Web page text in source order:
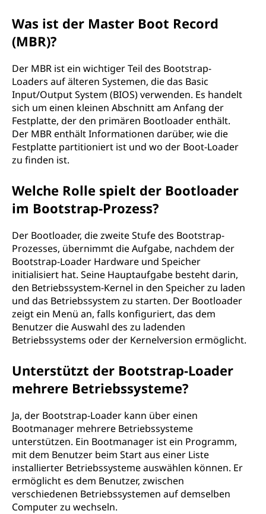
Was ist der Master Boot Record
(MBR)?
Der MBR ist ein wichtiger Teil des Bootstrap-
Loaders auf älteren Systemen, die das Basic
Input/Output System (BIOS) verwenden. Es handelt
sich um einen kleinen Abschnitt am Anfang der
Festplatte, der den primären Bootloader enthält.
Der MBR enthält Informationen darüber, wie die
Festplatte partitioniert ist und wo der Boot-Loader
zu finden ist.
Welche Rolle spielt der Bootloader
im Bootstrap-Prozess?
Der Bootloader, die zweite Stufe des Bootstrap-
Prozesses, übernimmt die Aufgabe, nachdem der
Bootstrap-Loader Hardware und Speicher
initialisiert hat. Seine Hauptaufgabe besteht darin,
den Betriebssystem-Kernel in den Speicher zu laden
und das Betriebssystem zu starten. Der Bootloader
zeigt ein Menü an, falls konfiguriert, das dem
Benutzer die Auswahl des zu ladenden
Betriebssystems oder der Kernelversion ermöglicht.
Unterstützt der Bootstrap-Loader
mehrere Betriebssysteme?
Ja, der Bootstrap-Loader kann über einen
Bootmanager mehrere Betriebssysteme
unterstützen. Ein Bootmanager ist ein Programm,
mit dem Benutzer beim Start aus einer Liste
installierter Betriebssysteme auswählen können. Er
ermöglicht es dem Benutzer, zwischen
verschiedenen Betriebssystemen auf demselben
Computer zu wechseln.